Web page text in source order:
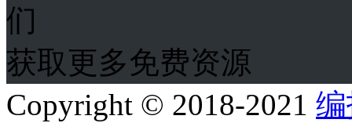
获取更多免费资源
Copyright © 2018-2021